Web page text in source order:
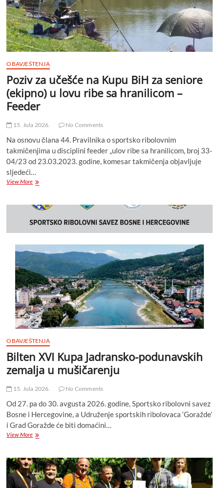
invaliditetom
OBAVJEŠTENJA
Poziv za učešće na Kupu BiH za seniore
(ekipno) u lovu ribe sa hranilicom –
Feeder
15. Jula 2026. No Comments
Na osnovu člana 44. Pravilnika o sportsko ribolovnim
takmičenjima u disciplini feeder „ulov ribe sa hranilicom, broj 33-
04/23 od 23.03.2023. godine, komesar takmičenja objavljuje
sljedeći…
View MorePoziv
na
BiH
za
(ekipno)
u
lovu
ribe
sa
hranilicom
–
Feeder
OBAVJEŠTENJA
Bilten XVI Kupa Jadransko-podunavskih
zemalja u mušičarenju
15. Jula 2026. No Comments
Od 27. pa do 30. avgusta 2026. godine, Sportsko ribolovni savez
Bosne i Hercegovine, a Udruženje sportskih ribolovaca ‘Goražde’
i Grad Goražde će biti domaćini…
View MoreBilten
Jadransko-
podunavskih
zemalja